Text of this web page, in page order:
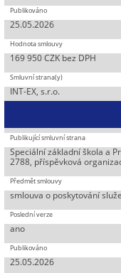
25.05.2026
169 950 CZK bez DPH
INT-EX, s.r.o.
Speciální základní škola a
2788, příspěvková
smlouva o poskytování
ano
25.05.2026